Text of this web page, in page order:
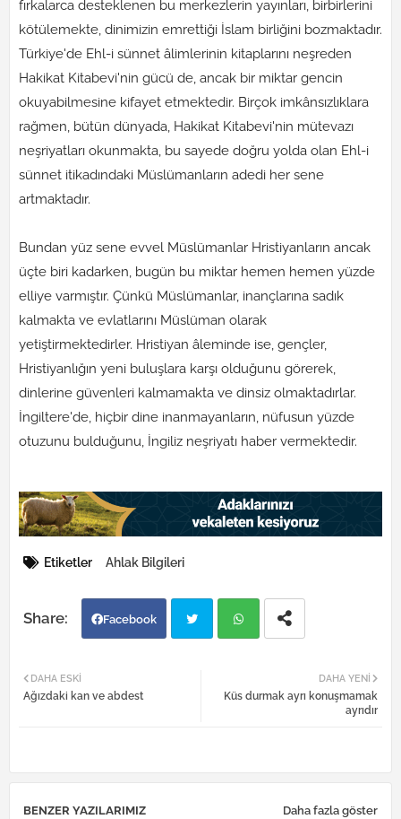
fırkalarca desteklenen bu merkezlerin yayınları, birbirlerini
kötülemekte, dinimizin emrettiği İslam birliğini bozmaktadır.
Türkiye'de Ehl-i sünnet âlimlerinin kitaplarını neşreden
Hakikat Kitabevi'nin gücü de, ancak bir miktar gencin
okuyabilmesine kifayet etmektedir. Birçok imkânsızlıklara
rağmen, bütün dünyada, Hakikat Kitabevi'nin mütevazı
neşriyatları okunmakta, bu sayede doğru yolda olan Ehl-i
sünnet itikadındaki Müslümanların adedi her sene
artmaktadır.
Bundan yüz sene evvel Müslümanlar Hristiyanların ancak
üçte biri kadarken, bugün bu miktar hemen hemen yüzde
elliye varmıştır. Çünkü Müslümanlar, inançlarına sadık
kalmakta ve evlatlarını Müslüman olarak
yetiştirmektedirler. Hristiyan âleminde ise, gençler,
Hristiyanlığın yeni buluşlara karşı olduğunu görerek,
dinlerine güvenleri kalmamakta ve dinsiz olmaktadırlar.
İngiltere'de, hiçbir dine inanmayanların, nüfusun yüzde
otuzunu bulduğunu, İngiliz neşriyatı haber vermektedir.
Etiketler Ahlak Bilgileri
Facebook
atsa
DAHA YENI
Küs durmak ayrı konuşmamak
ayrıdır
DAHA ESKI
Ağızdaki kan ve abdest
BENZER YAZILARIMIZ Daha fazla göster